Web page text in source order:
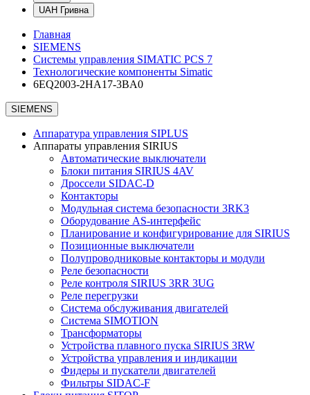
UAH Гривна
Главная
SIEMENS
Системы управления SIMATIC PCS 7
Технологические компоненты Simatic
6EQ2003-2HA17-3BA0
SIEMENS
Аппаратура управления SIPLUS
Аппараты управления SIRIUS
Автоматические выключатели
Блоки питания SIRIUS 4AV
Дроссели SIDAC-D
Контакторы
Модульная система безопасности 3RK3
Оборудование AS-интерфейс
Планирование и конфигурирование для SIRIUS
Позиционные выключатели
Полупроводниковые контакторы и модули
Реле безопасности
Реле контроля SIRIUS 3RR 3UG
Реле перегрузки
Сиcтема обслуживания двигателей
Система SIMOTION
Трансформаторы
Устройства плавного пуска SIRIUS 3RW
Устройства управления и индикации
Фидеры и пускатели двигателей
Фильтры SIDAC-F